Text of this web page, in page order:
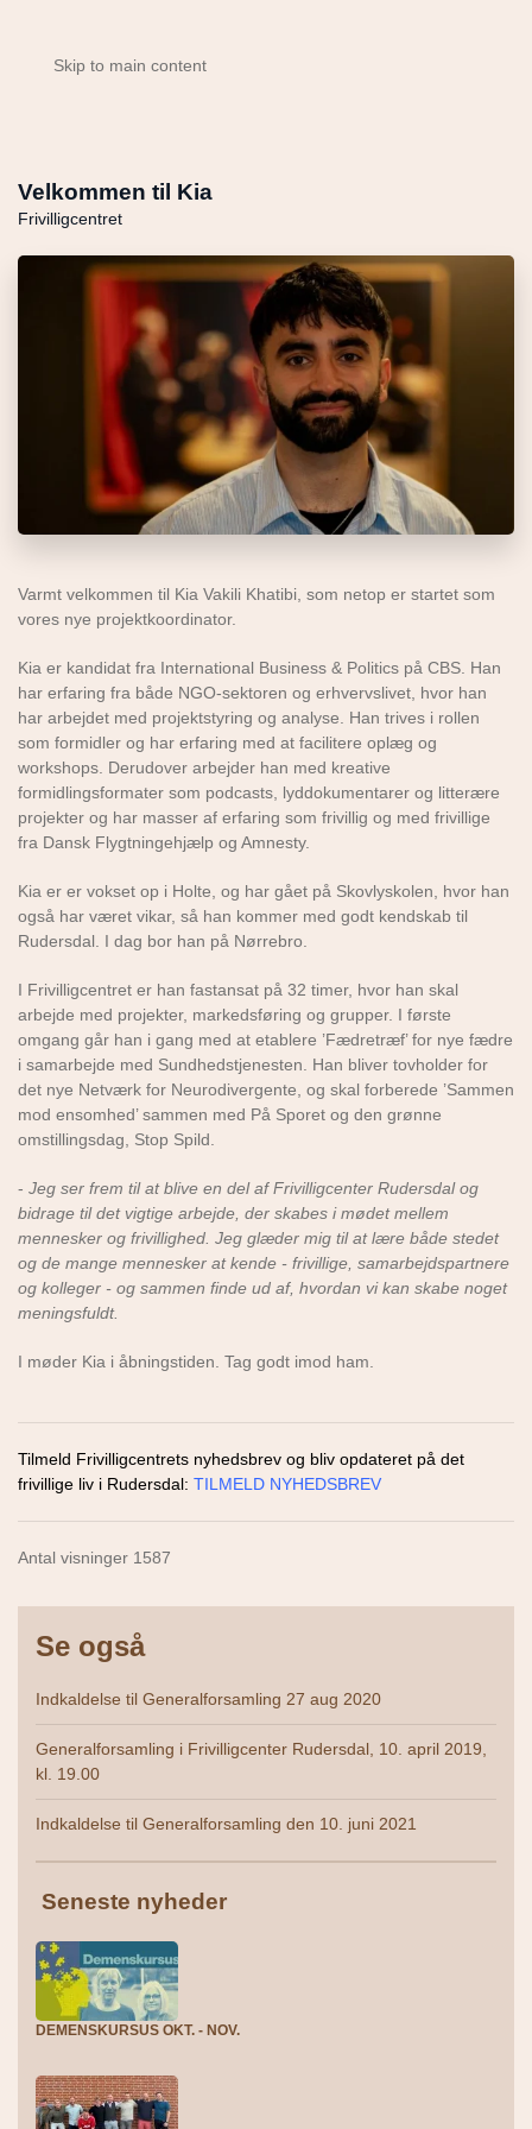
Skip to main content
Velkommen til Kia
Frivilligcentret
Varmt velkommen til Kia Vakili Khatibi, som netop er startet som
vores nye projektkoordinator.
Kia er kandidat fra International Business & Politics på CBS. Han
har erfaring fra både NGO-sektoren og erhvervslivet, hvor han
har arbejdet med projektstyring og analyse. Han trives i rollen
som formidler og har erfaring med at facilitere oplæg og
workshops. Derudover arbejder han med kreative
formidlingsformater som podcasts, lyddokumentarer og litterære
projekter og har masser af erfaring som frivillig og med frivillige
fra Dansk Flygtningehjælp og Amnesty.
Kia er er vokset op i Holte, og har gået på Skovlyskolen, hvor han
også har været vikar, så han kommer med godt kendskab til
Rudersdal. I dag bor han på Nørrebro.
I Frivilligcentret er han fastansat på 32 timer, hvor han skal
arbejde med projekter, markedsføring og grupper. I første
omgang går han i gang med at etablere ’Fædretræf’ for nye fædre
i samarbejde med Sundhedstjenesten. Han bliver tovholder for
det nye Netværk for Neurodivergente, og skal forberede ’Sammen
mod ensomhed’ sammen med På Sporet og den grønne
omstillingsdag, Stop Spild.
- Jeg ser frem til at blive en del af Frivilligcenter Rudersdal og
bidrage til det vigtige arbejde, der skabes i mødet mellem
mennesker og frivillighed. Jeg glæder mig til at lære både stedet
og de mange mennesker at kende - frivillige, samarbejdspartnere
og kolleger - og sammen finde ud af, hvordan vi kan skabe noget
meningsfuldt.
I møder Kia i åbningstiden. Tag godt imod ham.
Tilmeld Frivilligcentrets nyhedsbrev og bliv opdateret på det
frivillige liv i Rudersdal: TILMELD NYHEDSBREV
Antal visninger 1587
Se også
Indkaldelse til Generalforsamling 27 aug 2020
Generalforsamling i Frivilligcenter Rudersdal, 10. april 2019,
kl. 19.00
Indkaldelse til Generalforsamling den 10. juni 2021
Seneste nyheder
DEMENSKURSUS OKT. - NOV.